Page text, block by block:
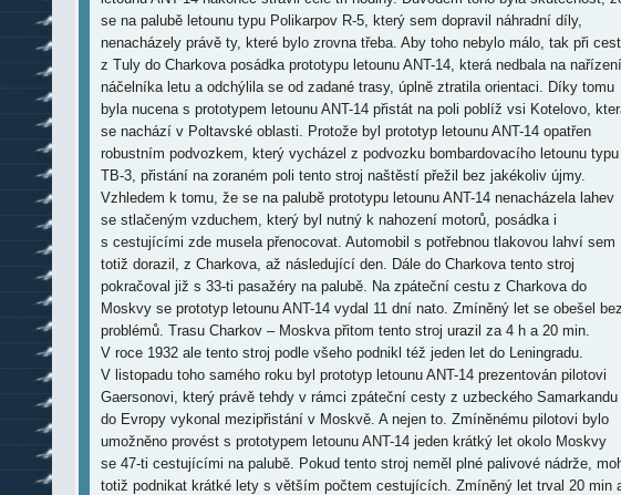
se na palubě letounu typu Polikarpov R-5, který sem dopravil náhradní díly,
nenacházely právě ty, které bylo zrovna třeba. Aby toho nebylo málo, tak při
z Tuly do Charkova posádka prototypu letounu ANT-14, která nedbala na nařízení
náčelníka letu a odchýlila se od zadané trasy, úplně ztratila orientaci. Díky tomu
byla nucena s prototypem letounu ANT-14 přistát na poli poblíž vsi Kotelovo,
se nachází v Poltavské oblasti. Protože byl prototyp letounu ANT-14 opatřen
robustním podvozkem, který vycházel z podvozku bombardovacího letounu typu
TB-3, přistání na zoraném poli tento stroj naštěstí přežil bez jakékoliv újmy.
Vzhledem k tomu, že se na palubě prototypu letounu ANT-14 nenacházela lahev
se stlačeným vzduchem, který byl nutný k nahození motorů, posádka i
s cestujícími zde musela přenocovat. Automobil s potřebnou tlakovou lahví sem
totiž dorazil, z Charkova, až následující den. Dále do Charkova tento stroj
pokračoval již s 33-ti pasažéry na palubě. Na zpáteční cestu z Charkova do
Moskvy se prototyp letounu ANT-14 vydal 11 dní nato. Zmíněný let se obešel bez
problémů. Trasu Charkov – Moskva přitom tento stroj urazil za 4 h a 20 min.
V roce 1932 ale tento stroj podle všeho podnikl též jeden let do Leningradu.
V listopadu toho samého roku byl prototyp letounu ANT-14 prezentován pilotovi
Gaersonovi, který právě tehdy v rámci zpáteční cesty z uzbeckého Samarkandu
do Evropy vykonal mezipřistání v Moskvě. A nejen to. Zmíněnému pilotovi bylo
umožněno provést s prototypem letounu ANT-14 jeden krátký let okolo Moskvy
se 47-ti cestujícími na palubě. Pokud tento stroj neměl plné palivové nádrže,
totiž podnikat krátké lety s větším počtem cestujících. Zmíněný let trval 20 min